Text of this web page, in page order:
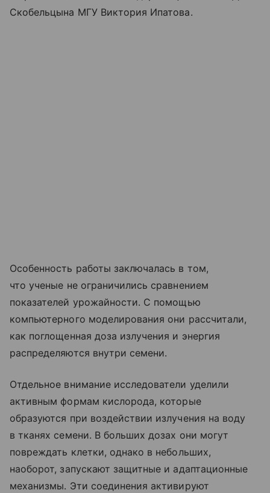
Скобельцына МГУ Виктория Ипатова.
Особенность работы заключалась в том,
что ученые не ограничились сравнением
показателей урожайности. С помощью
компьютерного моделирования они рассчитали,
как поглощенная доза излучения и энергия
распределяются внутри семени.
Отдельное внимание исследователи уделили
активным формам кислорода, которые
образуются при воздействии излучения на воду
в тканях семени. В больших дозах они могут
повреждать клетки, однако в небольших,
наоборот, запускают защитные и адаптационные
механизмы. Эти соединения активируют